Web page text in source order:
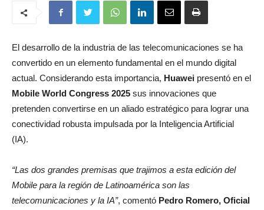
El desarrollo de la industria de las telecomunicaciones se ha
convertido en un elemento fundamental en el mundo digital
actual. Considerando esta importancia, Huawei presentó en el
Mobile World Congress 2025 sus innovaciones que
pretenden convertirse en un aliado estratégico para lograr una
conectividad robusta impulsada por la Inteligencia Artificial
(IA).
“Las dos grandes premisas que trajimos a esta edición del
Mobile para la región de Latinoamérica son las
telecomunicaciones y la IA”, comentó Pedro Romero, Oficial